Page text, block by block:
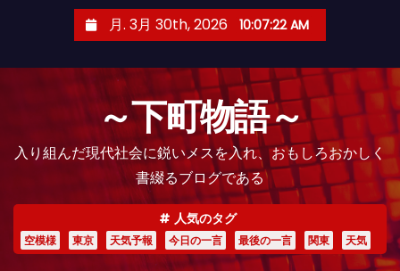
月. 3月 30th, 2026 10:07:23 AM
～下町物語～
入り組んだ現代社会に鋭いメスを入れ、おもしろおかしく
書綴るブログである
人気のタグ
空模様 東京 天気予報 今日の一言 最後の一言 関東 天気